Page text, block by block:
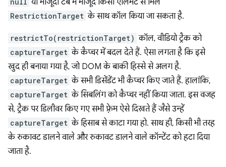
RestrictionTarget के साथ कॉल किया जा सकता है.
restrictTo(restrictionTarget) कॉल, वीडियो ट्रैक को
captureTarget के कैप्चर में बदल देते हैं. ऐसा लगता है कि इसे
खुद ही बनाया गया है, जो DOM के बाकी हिस्से से अलग है.
captureTarget के सभी डिसेंडेंट भी कैप्चर किए जाते हैं. हालांकि,
captureTarget के सिबलिंग को कैप्चर नहीं किया जाता. इस वजह
से, ट्रैक पर डिलीवर किए गए सभी फ़्रेम ऐसे दिखते हैं जैसे उन्हें
captureTarget के हिसाब से काटा गया हो. साथ ही, किसी भी तरह
के रुकावट डालने वाले और रुकावट डालने वाले कॉन्टेंट को हटा दिया
जाता है.